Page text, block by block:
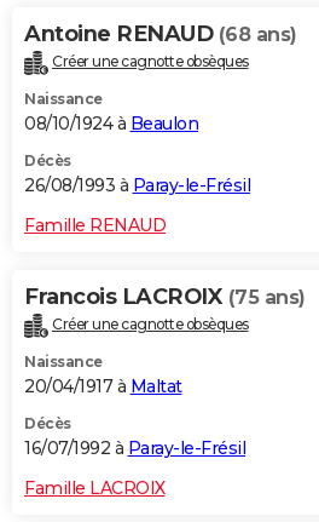
Antoine RENAUD (68 ans)
Créer une cagnotte obsèques
Naissance
08/10/1924 à Beaulon
Décès
26/08/1993 à Paray-le-Frésil
Famille RENAUD
Francois LACROIX (75 ans)
Créer une cagnotte obsèques
Naissance
20/04/1917 à Maltat
Décès
16/07/1992 à Paray-le-Frésil
Famille LACROIX